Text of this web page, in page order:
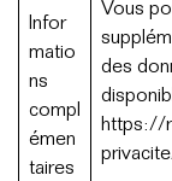
Infor
matio
ns
compl
émen
taires
Vous
des
https://